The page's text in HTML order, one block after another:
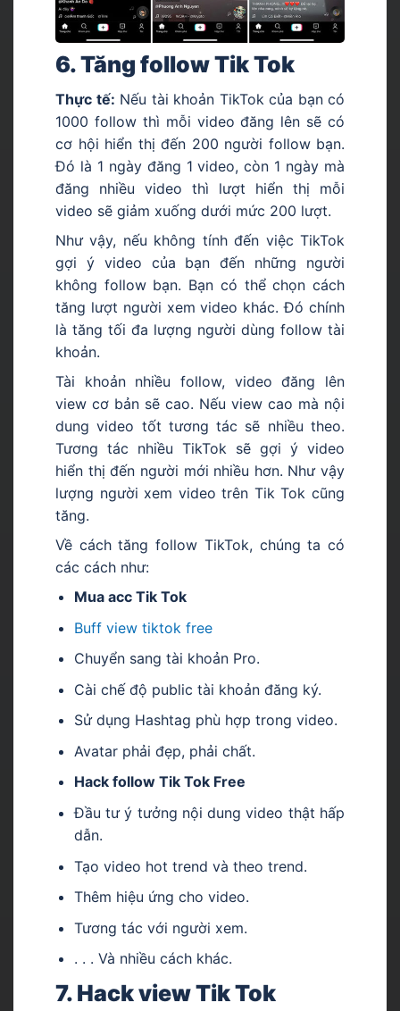
6. Tăng follow Tik Tok
Thực tế: Nếu tài khoản TikTok của bạn có
1000 follow thì mỗi video đăng lên sẽ có
cơ hội hiển thị đến 200 người follow bạn.
Đó là 1 ngày đăng 1 video, còn 1 ngày mà
đăng nhiều video thì lượt hiển thị mỗi
video sẽ giảm xuống dưới mức 200 lượt.
Như vậy, nếu không tính đến việc TikTok
gợi ý video của bạn đến những người
không follow bạn. Bạn có thể chọn cách
tăng lượt người xem video khác. Đó chính
là tăng tối đa lượng người dùng follow tài
khoản.
Tài khoản nhiều follow, video đăng lên
view cơ bản sẽ cao. Nếu view cao mà nội
dung video tốt tương tác sẽ nhiều theo.
Tương tác nhiều TikTok sẽ gợi ý video
hiển thị đến người mới nhiều hơn. Như vậy
lượng người xem video trên Tik Tok cũng
tăng.
Về cách tăng follow TikTok, chúng ta có
các cách như:
Mua acc Tik Tok
Buff view tiktok free
Chuyển sang tài khoản Pro.
Cài chế độ public tài khoản đăng ký.
Sử dụng Hashtag phù hợp trong video.
Avatar phải đẹp, phải chất.
Hack follow Tik Tok Free
Đầu tư ý tưởng nội dung video thật hấp
dẫn.
Tạo video hot trend và theo trend.
Thêm hiệu ứng cho video.
Tương tác với người xem.
. . . Và nhiều cách khác.
7. Hack view Tik Tok